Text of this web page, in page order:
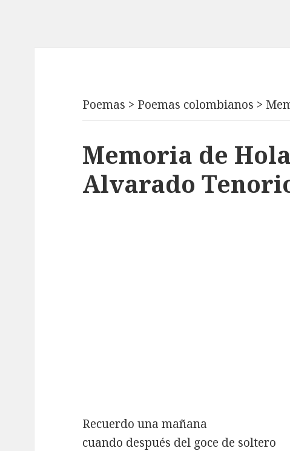
Poemas > Poemas colombianos >
Memoria de
Alvarado
Recuerdo una mañana
cuando después del goce de soltero